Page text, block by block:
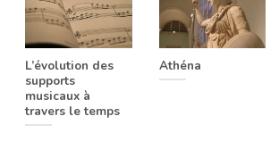
L’évolution des
supports
musicaux à
travers le temps
Athéna